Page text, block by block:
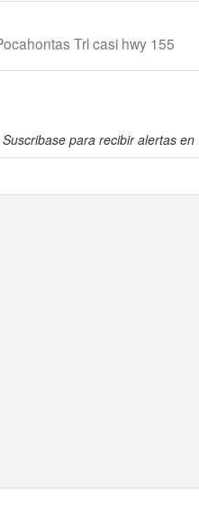
Trl casi hwy 155
para recibir alertas